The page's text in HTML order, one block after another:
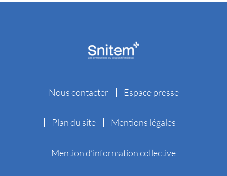
Nous contacter Espace presse
Plan du site Mentions légales
Mention d’information collective